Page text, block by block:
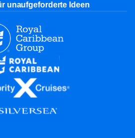
unaufgeforderte Ideen